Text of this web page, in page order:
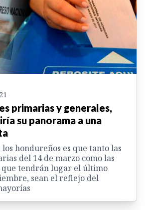
primarias y generales,
su panorama a una
hondureños es que tanto las
del 14 de marzo como las
que tendrán lugar el último
sean el reflejo del